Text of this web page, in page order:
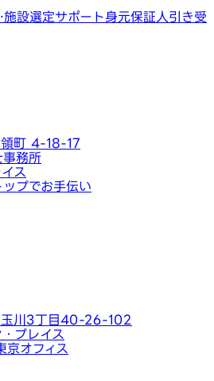
施設選定サポート身元保証人引き受
町 4-18-17
事務所
ス
プでお手伝い
玉川3丁目40-26-102
プレイス
京オフィス